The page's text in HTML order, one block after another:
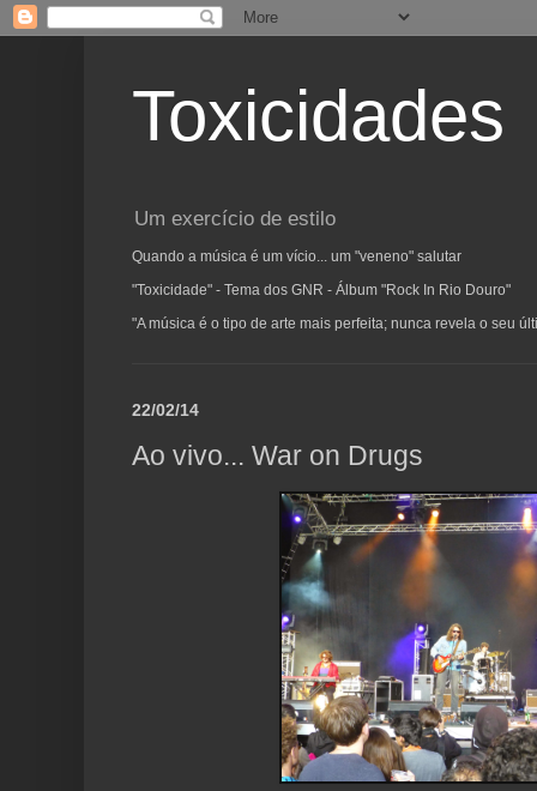
Toxicidades
Um exercício de estilo
Quando a música é um vício... um "veneno" salutar
"Toxicidade" - Tema dos GNR - Álbum "Rock In Rio Douro"
"A música é o tipo de arte mais perfeita; nunca revela o seu
22/02/14
Ao vivo... War on Drugs